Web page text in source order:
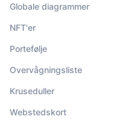
Globale diagrammer
NFT'er
Portefølje
Overvågningsliste
Kruseduller
Webstedskort